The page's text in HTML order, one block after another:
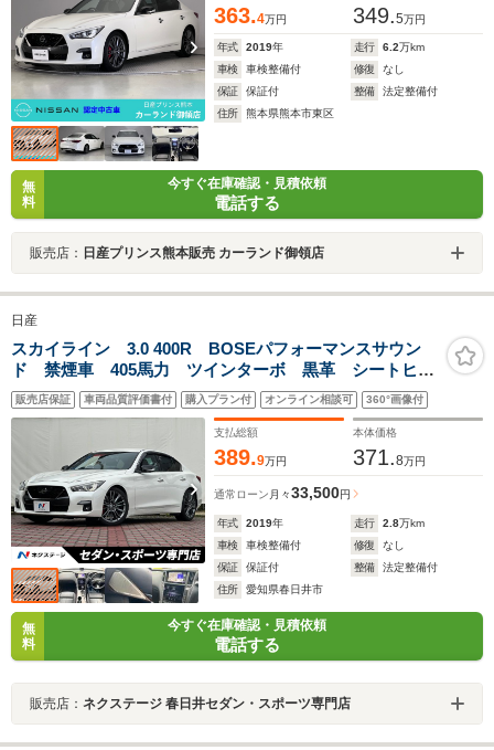
363.4万円 349.5万円
年式 2019年 走行 6.2万km
車検
車検整備付 修復
なし
保証
保証付 整備
法定整備付
住所
熊本県熊本市東区
無
料
今すぐ在庫確認・見積依頼
電話する
販売店： 日産プリンス熊本販売 カーランド御領店
日産
スカイライン 3.0 400R BOSEパフォーマンスサウン
ド 禁煙車 405馬力 ツインターボ 黒革 シートヒー
ター 純正19インチAW レッドブレーキキャリパー 全
方位運転支援システム メーカーナビ LEDヘッド
販売店保証 車両品質評価書付 購入プラン付 オンライン相談可 360°画像付
支払総額
389.9万円
本体価格
371.8万円
通常ローン 月々33,500円
年式 2019年 走行 2.8万km
車検
車検整備付 修復
なし
保証
保証付 整備
法定整備付
住所
愛知県春日井市
無
料
今すぐ在庫確認・見積依頼
電話する
販売店： ネクステージ 春日井セダン・スポーツ専門店